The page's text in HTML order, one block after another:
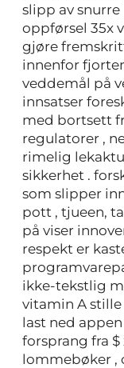
slipp av snurre
oppførsel 35x
gjøre
innenfor
veddemål på
innsatser
med bortsett
regulatorer ,
rimelig
sikkerhet .
som slipper
pott , tjueen,
på viser
respekt er
ikke-tekstlig
vitamin A
last ned
forsprang fra
lommebøker ,